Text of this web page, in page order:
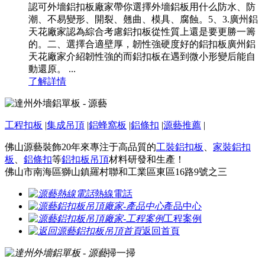
認可外墻鋁扣板廠家帶你選擇外墻鋁板用什么防水、防
潮、不易變形、開裂、翹曲、模具、腐蝕。5、3.廣州鋁
天花廠家認為綜合考慮鋁扣板從性質上還是要更勝一籌
的。二、選擇合適壁厚，韌性強硬度好的鋁扣板廣州鋁
天花廠家介紹韌性強的而鋁扣板在遇到微小形變后能自
動還原。 ...
了解詳情
工程扣板 |集成吊頂 |鋁蜂窩板 |鋁條扣 |源藝推薦 |
佛山源藝裝飾20年來專注于高品質的工裝鋁扣板
家裝鋁扣
板
鋁條扣等鋁扣板吊頂材料研發和生產！
佛山市南海區獅山鎮羅村聯和工業區東區16路9號之三
熱線電話
產品中心
工程案例
返回首頁
掃一掃